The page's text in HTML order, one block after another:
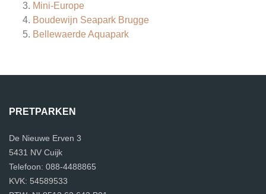
Mini-Europe
Boudewijn Seapark Brugge
Bellewaerde Aquapark
PRETPARKEN
De Nieuwe Erven 3
5431 NV Cuijk
Telefoon: 088-4488865
KVK: 54589533